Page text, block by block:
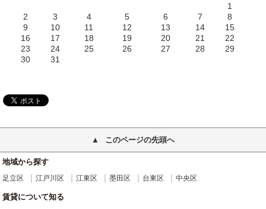
1
2
3 4 5 6 7
8
9
10 11 12 13 14
15
16
17 18 19 20 21
22
23
24 25 26 27 28
29
30
31
このページの先頭へ
地域から探す
足立区 江戸川区 江東区 墨田区 台東区 中央区
賃貸について知る